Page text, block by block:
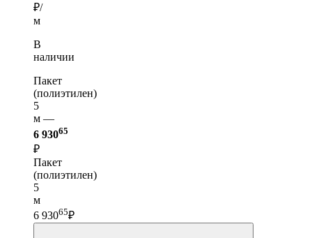
₽/
м
В
наличии
Пакет
(полиэтилен)
5
м —
6 93065
₽
Пакет
(полиэтилен)
5
м
6 93065₽